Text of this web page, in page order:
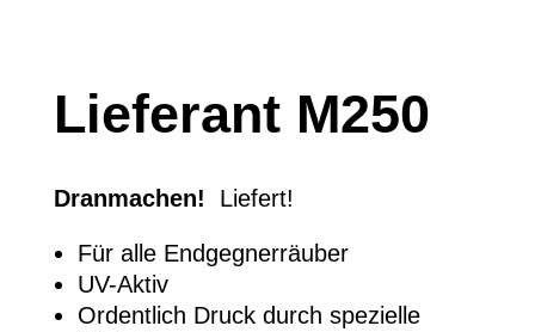
Lieferant M250
Dranmachen! Liefert!
Für alle Endgegnerräuber
UV-Aktiv
Ordentlich Druck durch spezielle